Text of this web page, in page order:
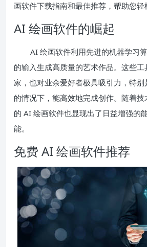
画软件下载指南和最佳推荐，帮助您轻
AI 绘画软件的崛起
AI 绘画软件利用先进的机器学习
的输入生成高质量的艺术作品。这些
家，也对业余爱好者极具吸引力，特
的情况下，能高效地完成创作。随着
的 AI 绘画软件也显现出了日益增强的
能。
免费 AI 绘画软件推荐